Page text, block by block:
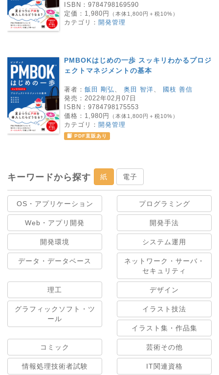
ISBN： 9784798169590
定価： 1,980円 （本体1,800円＋税10%）
カテゴリ： 開発管理
PMBOKはじめの一歩 スッキリわかるプロジ
ェクトマネジメントの基本
著者： 飯田 剛弘、 奥田 智洋、
國枝 善信
発売： 2022年02月07日
ISBN： 9784798175553
価格： 1,980円 （本体1,800円＋税10%）
カテゴリ： 開発管理
PDF直販あり
キーワードから探す 紙 電子
OS・アプリケーション プログラミング
Web・アプリ開発 開発手法
開発環境 システム運用
データ・データベース
ネットワーク・サーバ・
セキュリティ
理工 デザイン
グラフィックソフト・ツ
ール
イラスト技法
イラスト集・作品集
コミック 芸術その他
情報処理技術者試験 IT関連資格